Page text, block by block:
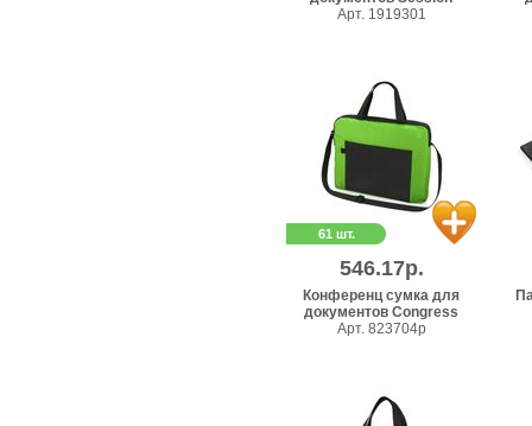
Арт. 1919301
61 шт.
546.17р.
Конференц сумка для
документов Congress
Арт. 823704p